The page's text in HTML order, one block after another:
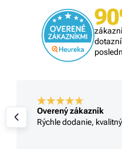
Overený zákazník
Rýchle dodanie,